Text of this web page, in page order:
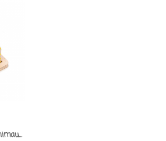
Cubes en bois puzzle « Animaux du jardin »